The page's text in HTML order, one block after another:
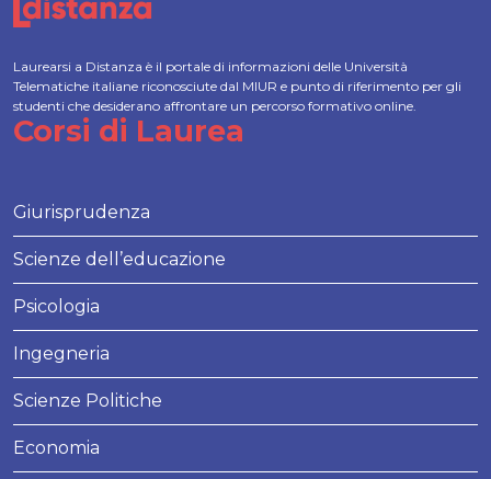
Laurearsi a Distanza è il portale di informazioni delle Università
Telematiche italiane riconosciute dal MIUR e punto di riferimento per gli
studenti che desiderano affrontare un percorso formativo online.
Corsi di Laurea
Giurisprudenza
Scienze dell’educazione
Psicologia
Ingegneria
Scienze Politiche
Economia